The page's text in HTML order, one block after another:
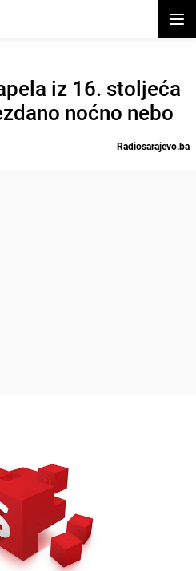
iz 16. stoljeća
noćno nebo
Radiosarajevo.ba